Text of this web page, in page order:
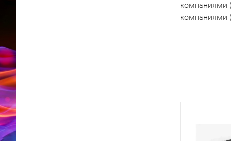
компаниями
компаниями